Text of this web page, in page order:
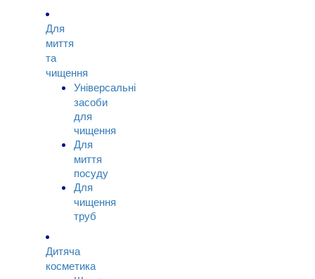
Для
миття
та
чищення
Універсальні
засоби
для
чищення
Для
миття
посуду
Для
чищення
труб
Дитяча
косметика